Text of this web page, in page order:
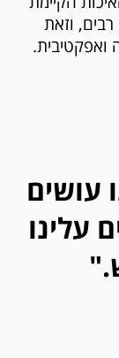
וזאת
עושים
עלינו